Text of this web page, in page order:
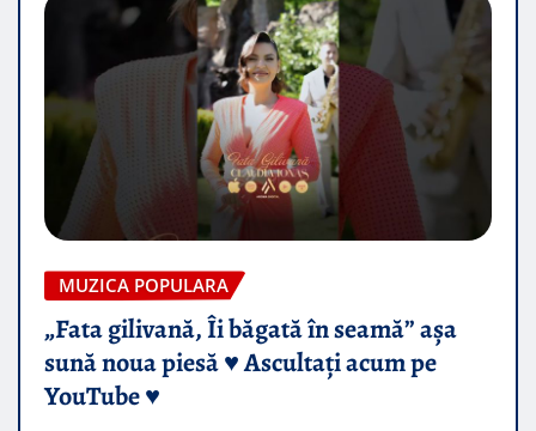
MUZICA POPULARA
„Fata gilivană, Îi băgată în seamă” așa
sună noua piesă ♥️ Ascultați acum pe
YouTube ♥️